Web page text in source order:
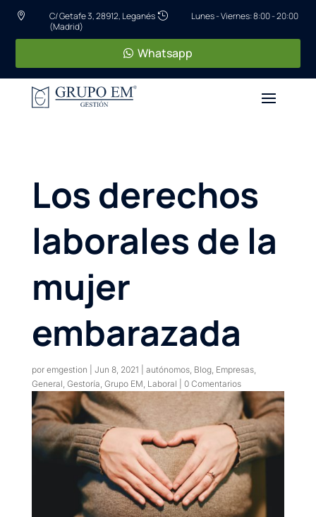

C/ Getafe 3, 28912, Leganés
(Madrid)
 Lunes - Viernes: 8:00 - 20:00
Whatsapp
Los derechos
laborales de la
mujer
embarazada
por emgestion Jun 8, 2021 autónomos, Blog, Empresas,
General Gestoría Grupo EM Laboral 0 Comentarios